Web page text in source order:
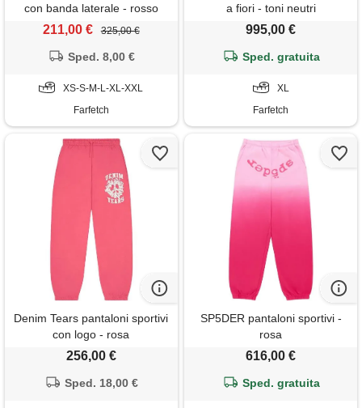
con banda laterale - rosso
211,00 € 325,00 €
Sped. 8,00 €
XS-S-M-L-XL-XXL
Farfetch
a fiori - toni neutri
995,00 €
Sped. gratuita
XL
Farfetch
Denim Tears pantaloni sportivi
con logo - rosa
256,00 €
Sped. 18,00 €
SP5DER pantaloni sportivi -
rosa
616,00 €
Sped. gratuita